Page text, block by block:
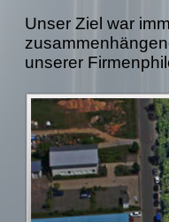
Unser Ziel war
unserer